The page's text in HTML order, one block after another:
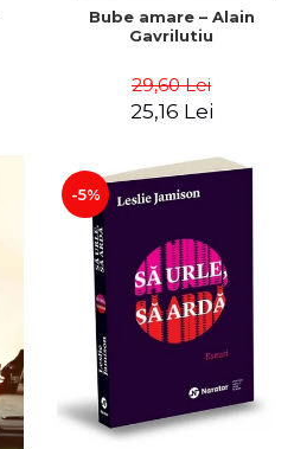
Bube amare – Alain
Gavrilutiu
29,60 Lei
25,16 Lei
-5%